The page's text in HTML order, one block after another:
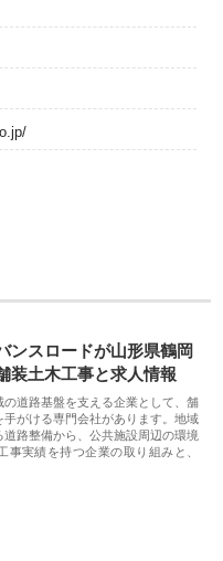
ンスロードが山形県鶴岡
装土木工事と求人情報
の道路基盤を支える企業として、舗
手がける専門会社があります。地域
路整備から、公共施設周辺の環境
事実績を持つ企業の取り組みと、